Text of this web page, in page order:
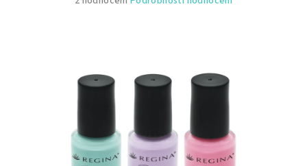
5
hvězdiček.